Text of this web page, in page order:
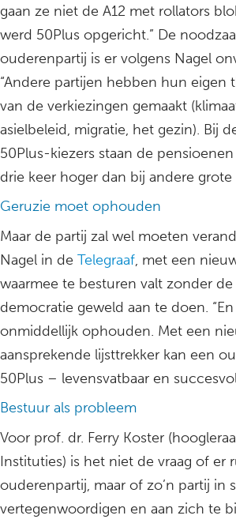
gaan ze niet de A12 met rollators
werd 50Plus opgericht.” De
ouderenpartij is er volgens Nagel
“Andere partijen hebben hun eigen
van de verkiezingen gemaakt
asielbeleid, migratie, het gezin). Bij
50Plus-kiezers staan de
drie keer hoger dan bij andere grote
Geruzie moet ophouden
Maar de partij zal wel moeten
Nagel in de Telegraaf, met een
waarmee te besturen valt zonder
democratie geweld aan te doen.
onmiddellijk ophouden. Met een
aansprekende lijsttrekker kan een
50Plus – levensvatbaar en
Bestuur als probleem
Voor prof. dr. Ferry Koster
Instituties) is het niet de vraag of er
ouderenpartij, maar of zo’n partij in
vertegenwoordigen en aan zich te